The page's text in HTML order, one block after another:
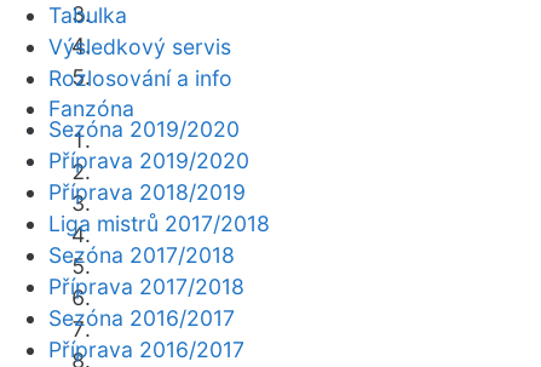
Fanzóna
Tabulka
Výsledkový servis
Rozlosování a info
Sezóna 2019/2020
Příprava 2019/2020
Příprava 2018/2019
Liga mistrů 2017/2018
Sezóna 2017/2018
Příprava 2017/2018
Sezóna 2016/2017
Příprava 2016/2017